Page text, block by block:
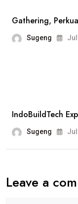
Gathering,
Sugeng
IndoBuildTech
Sugeng
Leave a